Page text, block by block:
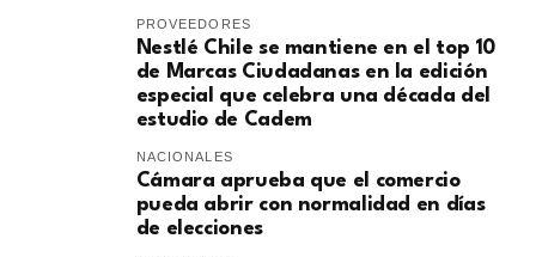
PROVEEDORES
Nestlé Chile se mantiene en el top 10
de Marcas Ciudadanas en la edición
especial que celebra una década del
estudio de Cadem
NACIONALES
Cámara aprueba que el comercio
pueda abrir con normalidad en días
de elecciones